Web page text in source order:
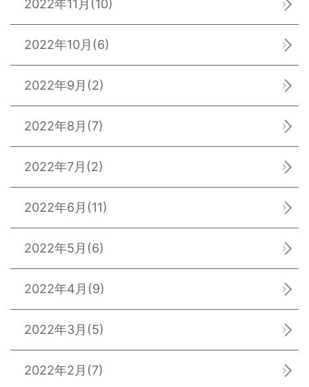
2022年11月 (10)
2022年10月 (6)
2022年9月 (2)
2022年8月 (7)
2022年7月 (2)
2022年6月 (11)
2022年5月 (6)
2022年4月 (9)
2022年3月 (5)
2022年2月 (7)